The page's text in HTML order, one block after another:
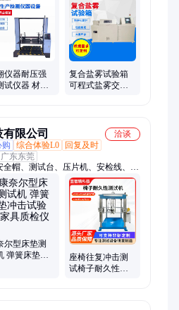
夹持力试验机、斜面冲击试验机、盐
机测试试验机、耳机扭曲试验机、耳
试验机、线材摇摆试验机、线材弯曲
线材扭转试验机、模拟运输振动试验
试验机、车架振动试验机
仪器耐压强
试仪器 材料
复合盐雾试验箱
可程式盐雾交变
限公司
洽谈
购 综合体验L0
回复及时
广东东莞
全帽、测试台、压片机、安检线、电
击仪、试验机、口罩机、喷涂机、比
、检测仪器、工业脚轮、数显球拍、
漆膜冲击器、纸张取样器、整体实验
尔型床垫测
弹簧床垫冲
座椅往复冲击测
试椅子耐久性测